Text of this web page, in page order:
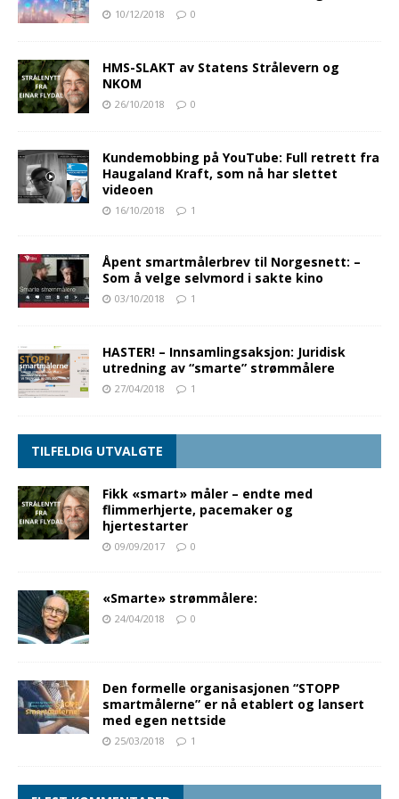
10/12/2018 0
HMS-SLAKT av Statens Strålevern og
NKOM
26/10/2018 0
Kundemobbing på YouTube: Full retrett fra
Haugaland Kraft, som nå har slettet
videoen
16/10/2018 1
Åpent smartmålerbrev til Norgesnett: –
Som å velge selvmord i sakte kino
03/10/2018 1
HASTER! – Innsamlingsaksjon: Juridisk
utredning av “smarte” strømmålere
27/04/2018 1
TILFELDIG UTVALGTE
Fikk «smart» måler – endte med
flimmerhjerte, pacemaker og
hjertestarter
09/09/2017 0
«Smarte» strømmålere:
24/04/2018 0
Den formelle organisasjonen “STOPP
smartmålerne” er nå etablert og lansert
med egen nettside
25/03/2018 1